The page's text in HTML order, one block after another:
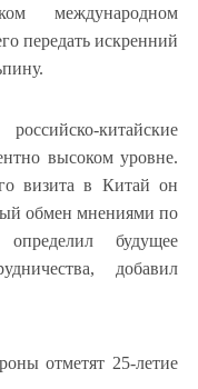
международном
передать искренний
китайские
высоком уровне.
визита в Китай он
обмен мнениями по
будущее
добавил
отметят 25-летие